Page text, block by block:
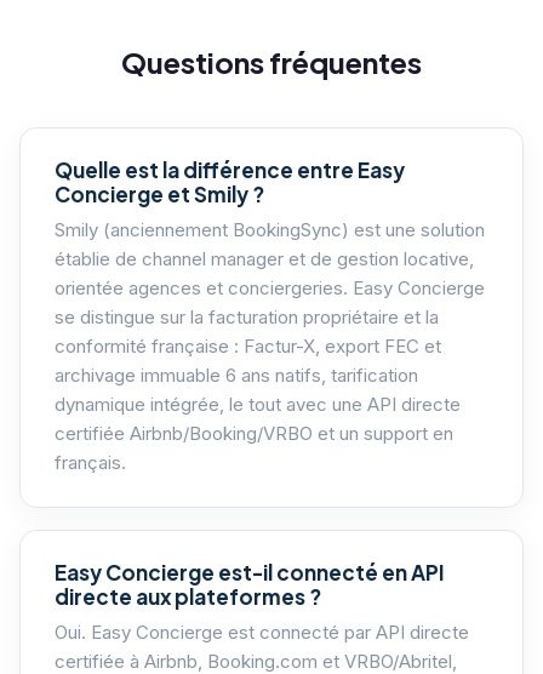
Questions fréquentes
Quelle est la différence entre Easy
Concierge et Smily ?
Smily (anciennement BookingSync) est une solution
établie de channel manager et de gestion locative,
orientée agences et conciergeries. Easy Concierge
se distingue sur la facturation propriétaire et la
conformité française : Factur-X, export FEC et
archivage immuable 6 ans natifs, tarification
dynamique intégrée, le tout avec une API directe
certifiée Airbnb/Booking/VRBO et un support en
français.
Easy Concierge est-il connecté en API
directe aux plateformes ?
Oui. Easy Concierge est connecté par API directe
certifiée à Airbnb, Booking.com et VRBO/Abritel,